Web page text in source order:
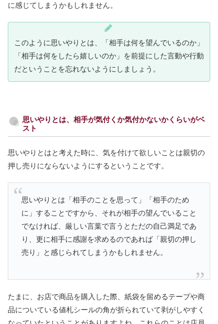
に感じてしまうかもしれません。
このように思いやりとは、「相手は何を望んでいるのか」
「相手は何をしたら嬉しいのか」を前提にした言動や行動
だということを忘れないようにしましょう。
思いやりとは、相手が気付くか気付かないかくらいがベ
スト
思いやりとはと考えた時に、気を付けて欲しいことは親切の
押し売りにならないようにするということです。
思いやりとは「相手のことを思って」「相手のため
に」することですから、それが相手の望んでいること
でなければ、厳しい言葉で言うとただの自己満足であ
り、更に相手に感謝を求めるのであれば「親切の押し
売り」と感じられてしまうかもしれません。
たまに、お店で商品を購入した際、紙袋を留めるテープや商
品についている値札シールの角が折られていて剥がしやすく